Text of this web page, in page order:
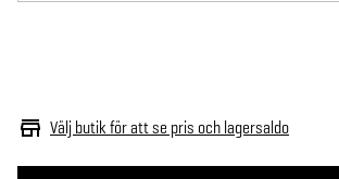
Välj butik för att se pris och lagersaldo